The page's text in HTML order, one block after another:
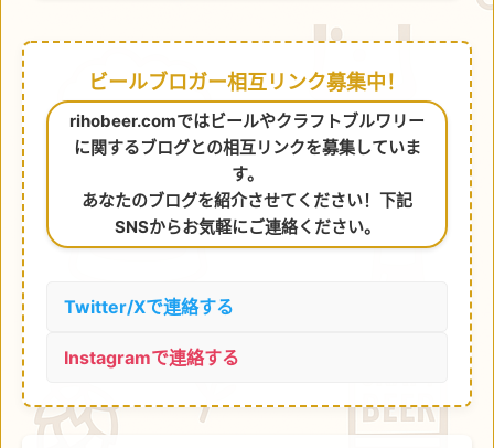
ビールブロガー相互リンク募集中！
rihobeer.comではビールやクラフトブルワリー
に関するブログとの相互リンクを募集していま
す。
あなたのブログを紹介させてください！下記
SNSからお気軽にご連絡ください。
Twitter/Xで連絡する
Instagramで連絡する